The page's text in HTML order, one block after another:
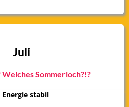
Juli
Sommerloch?!?
stabil